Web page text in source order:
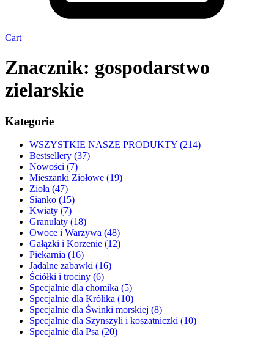
Cart
Znacznik: gospodarstwo
zielarskie
Kategorie
WSZYSTKIE NASZE PRODUKTY (214)
Bestsellery (37)
Nowości (7)
Mieszanki Ziołowe (19)
Zioła (47)
Sianko (15)
Kwiaty (7)
Granulaty (18)
Owoce i Warzywa (48)
Gałązki i Korzenie (12)
Piekarnia (16)
Jadalne zabawki (16)
Ściółki i trociny (6)
Specjalnie dla chomika (5)
Specjalnie dla Królika (10)
Specjalnie dla Świnki morskiej (8)
Specjalnie dla Szynszyli i koszatniczki (10)
Specjalnie dla Psa (20)